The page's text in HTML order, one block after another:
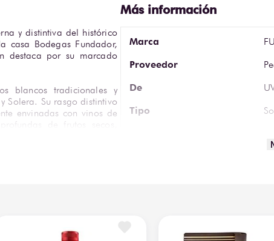
y distintiva del histórico
casa Bodegas Fundador,
destaca por su marcado
blancos tradicionales y
Solera. Su rasgo distintivo
envinadas con vinos de
de frutos secos,
Fundador Sherry Cask
Marca
Proveedor
De
Tipo